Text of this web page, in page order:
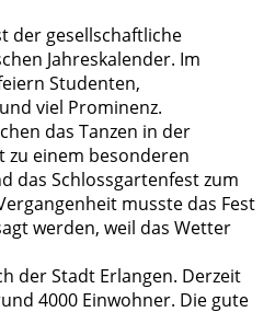
der gesellschaftliche
Jahreskalender. Im
Studenten,
viel Prominenz.
das Tanzen in der
einem besonderen
das Schlossgartenfest zum
musste das Fest
werden, weil das Wetter
der Stadt Erlangen. Derzeit
4000 Einwohner. Die gute